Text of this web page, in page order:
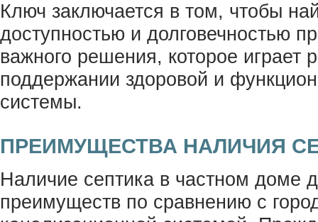
Ключ заключается в том, чтобы
доступностью и долговечностью
важного решения, которое
поддержании здоровой и
системы.
ПРЕИМУЩЕСТВА НАЛИЧИЯ
Наличие септика в частном доме
преимуществ по сравнению с